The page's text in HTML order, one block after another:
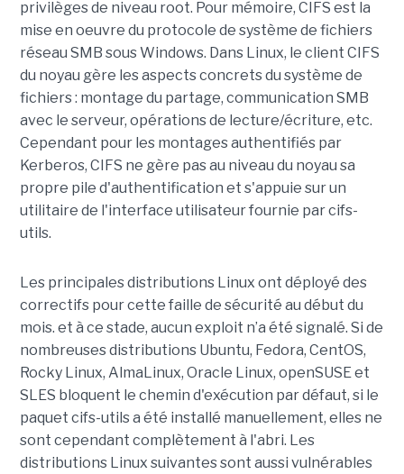
privilèges de niveau root. Pour mémoire, CIFS est la
mise en oeuvre du protocole de système de fichiers
réseau SMB sous Windows. Dans Linux, le client CIFS
du noyau gère les aspects concrets du système de
fichiers : montage du partage, communication SMB
avec le serveur, opérations de lecture/écriture, etc.
Cependant pour les montages authentifiés par
Kerberos, CIFS ne gère pas au niveau du noyau sa
propre pile d'authentification et s'appuie sur un
utilitaire de l'interface utilisateur fournie par cifs-
utils.
Les principales distributions Linux ont déployé des
correctifs pour cette faille de sécurité au début du
mois. et à ce stade, aucun exploit n’a été signalé. Si de
nombreuses distributions Ubuntu, Fedora, CentOS,
Rocky Linux, AlmaLinux, Oracle Linux, openSUSE et
SLES bloquent le chemin d'exécution par défaut, si le
paquet cifs-utils a été installé manuellement, elles ne
sont cependant complètement à l'abri. Les
distributions Linux suivantes sont aussi vulnérables